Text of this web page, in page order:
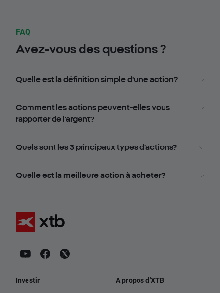
FAQ
Avez-vous des questions ?
Quelle est la définition simple d'une action?
Comment les actions peuvent-elles vous
rapporter de l'argent?
Quels sont les 3 principaux types d'actions?
Quelle est la meilleure action à acheter?
Investir A propos d'XTB